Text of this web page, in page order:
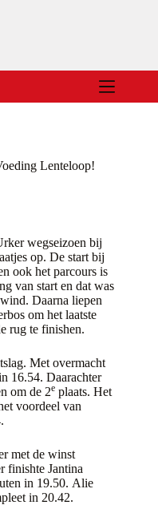
Lenteloop!
wegseizoen bij
op. De start bij
ook het parcours is
van start en dat was
Daarna liepen
om het laatste
rug te finishen.
Met overmacht
16.54. Daarachter
om de 2e plaats. Het
voordeel van
met de winst
finishte Jantina
in 19.50. Alie
in 20.42.